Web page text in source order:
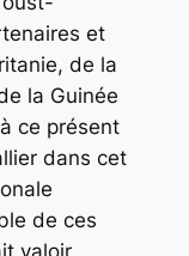
et
de la
la Guinée
ce présent
dans cet
de ces